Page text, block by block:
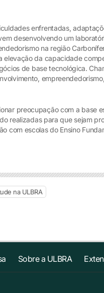
enfrentadas,
desenvolvendo um
na região
da capacidade
de base tecnológica.
preocupação com a base
realizadas para que sejam
com escolas do Ensino
na ULBRA
Sobre a ULBRA